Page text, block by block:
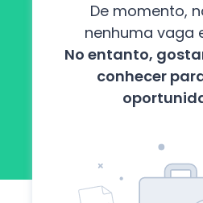
De momento,
nenhuma vaga
No entanto,
conhecer